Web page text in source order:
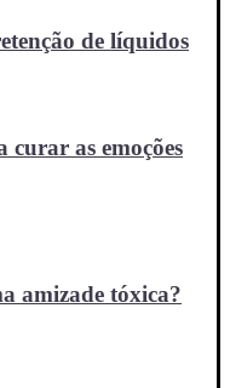
de líquidos
as emoções
amizade tóxica?